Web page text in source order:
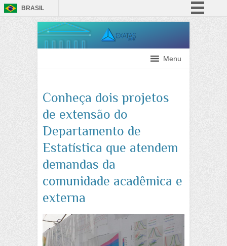
BRASIL
ParticipeMenu
Conheça dois projetos
de extensão do
Departamento de
Estatística que atendem
demandas da
comunidade acadêmica e
externa